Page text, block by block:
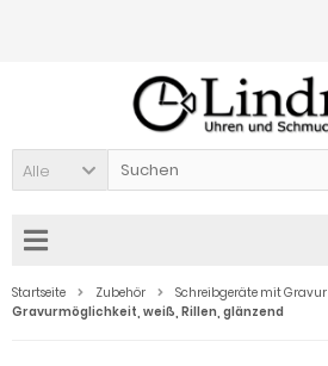
Alle
Startseite Zubehör Schreibgeräte mit Gravur
Gravurmöglichkeit, weiß, Rillen, glänzend